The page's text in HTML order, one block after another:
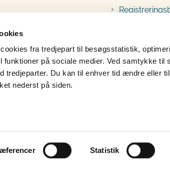
fra tredjepart til besøgsstatistik,
funktioner på sociale medier. Ved samtykke til
tredjeparter. Du kan til enhver tid ændre eller
nederst på siden.
Statistik
Klage